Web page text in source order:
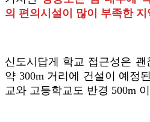
의 편의시설이 많이 부족한 지
신도시답게 학교 접근성은
약 300m 거리에 건설이 예정
교와 고등학교도 반경 500m